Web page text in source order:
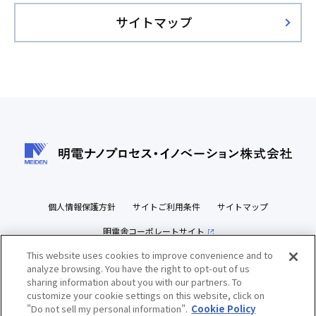
サイトマップ
個人情報保護方針 サイトご利用条件 サイトマップ
明電舎コーポレートサイト
Copyright(c) MEIDEN NANOPROCESS INNOVATIONS, INC. All Rights Reserved.
This website uses cookies to improve convenience and to
analyze browsing. You have the right to opt-out of us
sharing information about you with our partners. To
customize your cookie settings on this website, click on
"Do not sell my personal information". Cookie Policy